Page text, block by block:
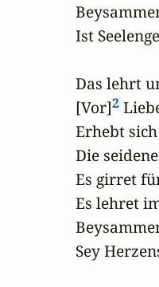
Ist
Das lehrt
[Vor]2
Erhebt
Die
Es girret
Es lehret
Sey